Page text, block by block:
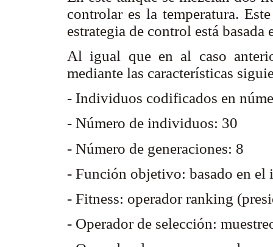
controlar es la temperatura.
estrategia de control está
Al igual que en al caso
mediante las características
- Individuos codificados en
- Número de individuos: 30
- Número de generaciones: 8
- Función objetivo: basado en
- Fitness: operador ranking
- Operador de selección: